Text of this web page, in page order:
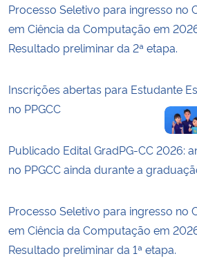
Banco Central do Brasil
Processo Seletivo para ingresso no
em Ciência da Computação em
Resultado preliminar da 2ª etapa.
Inscrições abertas para Estudante
no PPGCC
Publicado Edital GradPG-CC 2026:
no PPGCC ainda durante a
Processo Seletivo para ingresso no
em Ciência da Computação em
Resultado preliminar da 1ª etapa.